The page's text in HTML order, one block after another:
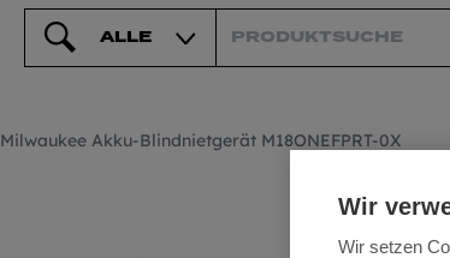
ALLE
Milwaukee Akku-Blindnietgerät M18ONEFPRT-0X
Wir
Wir setzen